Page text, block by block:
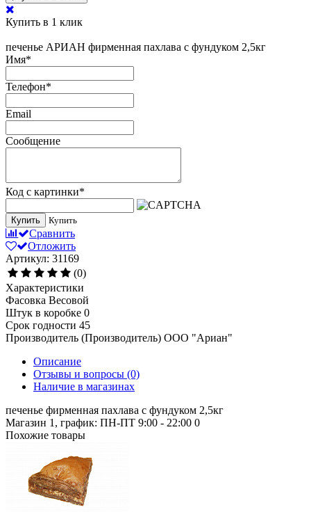
Купить в 1 клик
печенье АРИАН фирменная пахлава с фундуком 2,5кг
Имя*
Телефон*
Email
Сообщение
Код с картинки*
Купить Купить
Сравнить
Отложить
Артикул: 31169
(0)
Характеристики
Фасовка Весовой
Штук в коробке 0
Срок годности 45
Производитель (Производитель) ООО "Ариан"
Описание
Отзывы и вопросы (0)
Наличие в магазинах
печенье фирменная пахлава с фундуком 2,5кг
Магазин 1, график: ПН-ПТ 9:00 - 22:00 0
Похожие товары